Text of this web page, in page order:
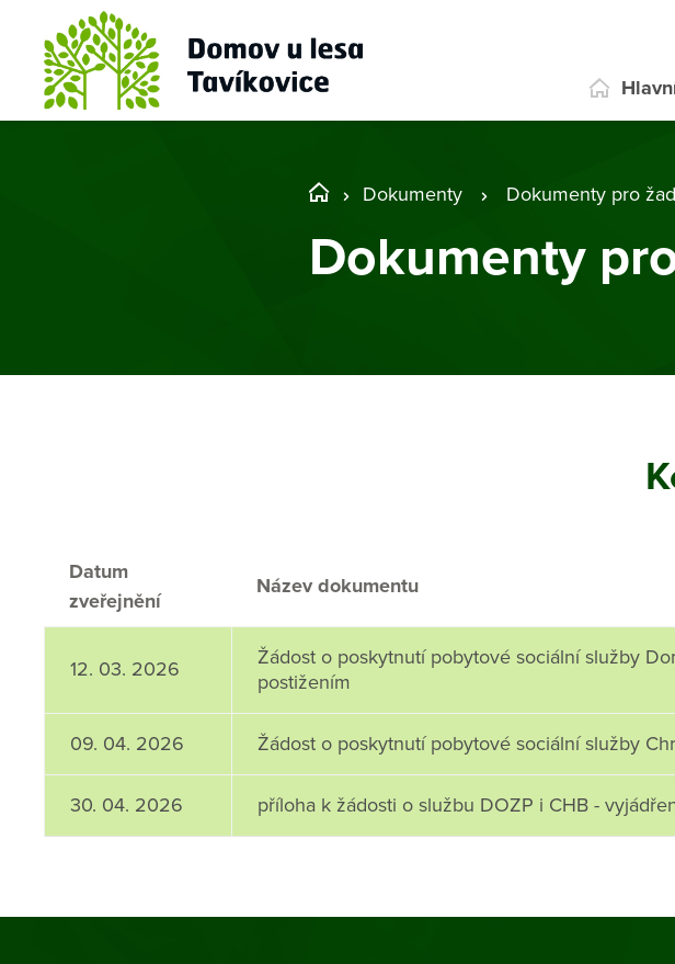
Dokumenty Dokumenty pro
Dokumenty
Datum
zveřejnění
Název dokumentu
12. 03. 2026
Žádost o poskytnutí pobytové sociální služby
postižením
09. 04. 2026 Žádost o poskytnutí pobytové sociální služby
30. 04. 2026 příloha k žádosti o službu DOZP i CHB -